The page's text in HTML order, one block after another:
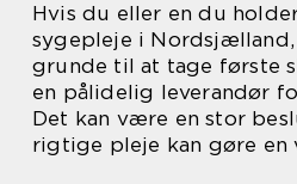
Hvis du eller en du
sygepleje i
grunde til at tage første
en pålidelig leverandør
Det kan være en stor
rigtige pleje kan gøre en